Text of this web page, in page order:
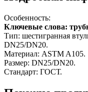
Особенность:
Ключевые слова:
Тип: шестигранная
DN25/DN20.
Материал: ASTM A105.
Размер: DN25/DN20.
Стандарт: ГОСТ.